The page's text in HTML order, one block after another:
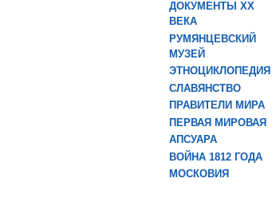
ДОКУМЕНТЫ XX
ВЕКА
РУМЯНЦЕВСКИЙ
МУЗЕЙ
ЭТНОЦИКЛОПЕДИЯ
СЛАВЯНСТВО
ПРАВИТЕЛИ МИРА
ПЕРВАЯ МИРОВАЯ
АПСУАРА
ВОЙНА 1812 ГОДА
МОСКОВИЯ